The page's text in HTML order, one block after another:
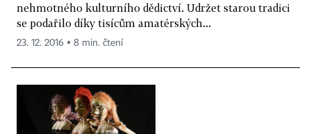
nehmotného kulturního dědictví. Udržet starou tradici
se podařilo díky tisícům amatérských...
23. 12. 2016 ▪ 8 min. čtení